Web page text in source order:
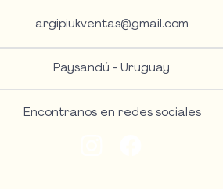
argipiukventas@gmail.com
Paysandú - Uruguay
Encontranos en redes sociales